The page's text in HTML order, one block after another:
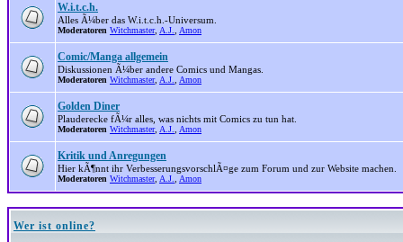
W.i.t.c.h.
Alles Ã¼ber das W.i.t.c.h.-Universum.
Moderatoren Witchmaster, A.J. Amon
Comic/Manga allgemein
Diskussionen Ã¼ber andere Comics und Mangas.
Moderatoren Witchmaster, A.J. Amon
Golden Diner
Plauderecke fÃ¼r alles, was nichts mit Comics zu tun hat.
Moderatoren Witchmaster, A.J. Amon
Kritik und Anregungen
Hier kÃ¶nnt ihr VerbesserungsvorschlÃ¤ge zum Forum und zur Website machen.
Moderatoren Witchmaster, A.J. Amon
Wer ist online?